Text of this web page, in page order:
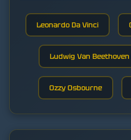
Leonardo Da Vinci
Ludwig Van
Ozzy Osbourne